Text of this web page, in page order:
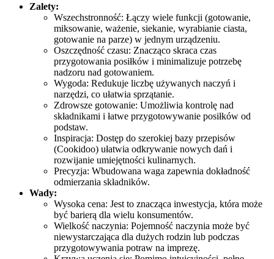
Zalety:
Wszechstronność: Łączy wiele funkcji (gotowanie,
miksowanie, ważenie, siekanie, wyrabianie ciasta,
gotowanie na parze) w jednym urządzeniu.
Oszczędność czasu: Znacząco skraca czas
przygotowania posiłków i minimalizuje potrzebę
nadzoru nad gotowaniem.
Wygoda: Redukuje liczbę używanych naczyń i
narzędzi, co ułatwia sprzątanie.
Zdrowsze gotowanie: Umożliwia kontrolę nad
składnikami i łatwe przygotowywanie posiłków od
podstaw.
Inspiracja: Dostęp do szerokiej bazy przepisów
(Cookidoo) ułatwia odkrywanie nowych dań i
rozwijanie umiejętności kulinarnych.
Precyzja: Wbudowana waga zapewnia dokładność
odmierzania składników.
Wady:
Wysoka cena: Jest to znacząca inwestycja, która może
być barierą dla wielu konsumentów.
Wielkość naczynia: Pojemność naczynia może być
niewystarczająca dla dużych rodzin lub podczas
przygotowywania potraw na imprezę.